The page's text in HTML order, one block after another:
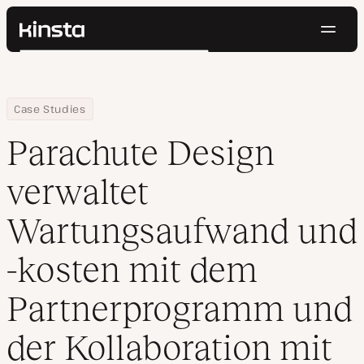
Kinsta®
Preise
Kontakt
Suchen
Home
Firma
Case Studies
Parachute Design verwaltet Wartungsaufwand und -kosten
Parachute Design
verwaltet
Wartungsaufwand und
-kosten mit dem
Partnerprogramm und
der Kollaboration mit